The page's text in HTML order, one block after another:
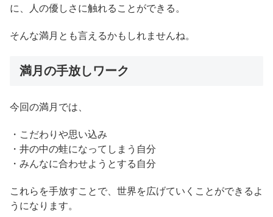
に、人の優しさに触れることができる。
そんな満月とも言えるかもしれませんね。
満月の手放しワーク
今回の満月では、
・こだわりや思い込み
・井の中の蛙になってしまう自分
・みんなに合わせようとする自分
これらを手放すことで、世界を広げていくことができるよ
うになります。